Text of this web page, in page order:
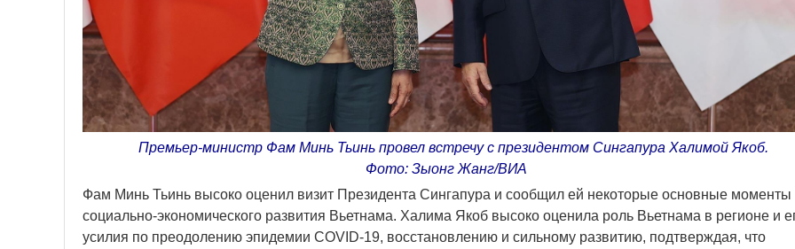
Премьер-министр Фам Минь Тьинь провел встречу с президентом Сингапура Халимой Якоб.
Фото: Зыонг Жанг/ВИА
Фам Минь Тьинь высоко оценил визит Президента Сингапура и сообщил ей некоторые основные моменты
социально-экономического развития Вьетнама. Халима Якоб высоко оценила роль Вьетнама в регионе и
усилия по преодолению эпидемии COVID-19, восстановлению и сильному развитию, подтверждая, что